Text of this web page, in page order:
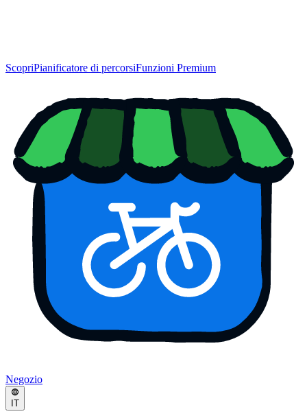
ScopriPianificatore di percorsiFunzioni Premium
Negozio
IT